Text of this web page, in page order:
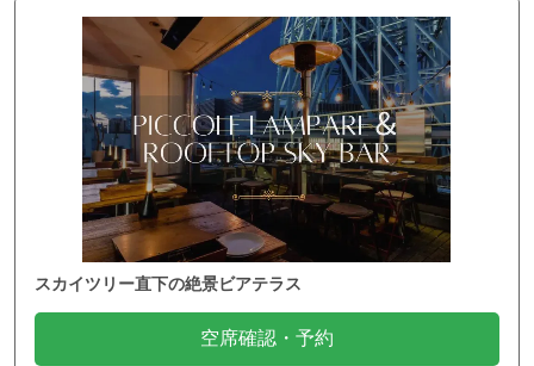
スカイツリー直下の絶景ビアテラス
空席確認・予約